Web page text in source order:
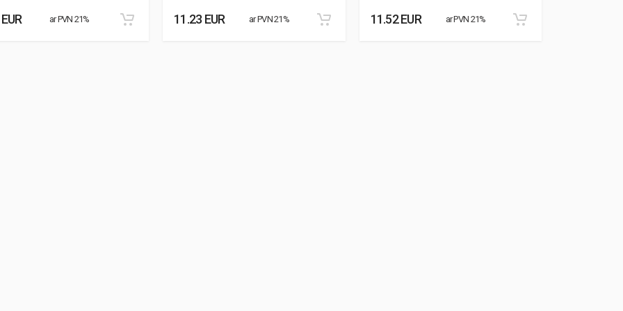
ar PVN 21% 11.23 EUR ar PVN 21% 11.52 EUR ar PVN 21%